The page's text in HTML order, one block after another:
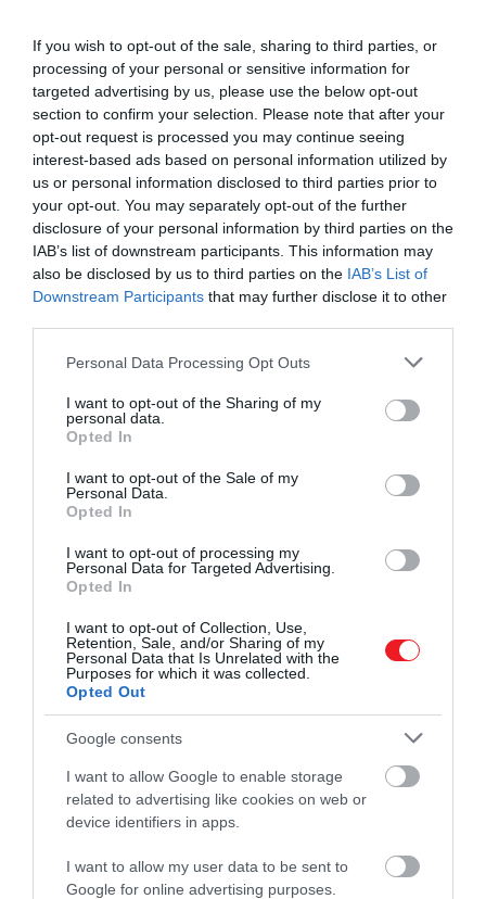
If you wish to opt-out of the sale, sharing to third parties, or
processing of your personal or sensitive information for
targeted advertising by us, please use the below opt-out
section to confirm your selection. Please note that after your
opt-out request is processed you may continue seeing
interest-based ads based on personal information utilized by
us or personal information disclosed to third parties prior to
your opt-out. You may separately opt-out of the further
disclosure of your personal information by third parties on the
IAB’s list of downstream participants. This information may
also be disclosed by us to third parties on the IAB’s List of
Downstream Participants that may further disclose it to other
Please note that this website/app uses one or more Google
not limited to your visit or usage behaviour. You may click to
grant or deny consent to Google and its third-party tags to
use your data for below specified purposes in below Google
consent section.
Personal Data Processing Opt Outs
I want to opt-out of the Sharing of my
personal data.
Opted In
I want to opt-out of the Sale of my
Personal Data.
Opted In
I want to opt-out of processing my
Personal Data for Targeted Advertising.
Opted In
I want to opt-out of Collection, Use,
Retention, Sale, and/or Sharing of my
Personal Data that Is Unrelated with the
Purposes for which it was collected.
Opted Out
Google consents
I want to allow Google to enable storage
related to advertising like cookies on web or
device identifiers in apps.
I want to allow my user data to be sent to
Google for online advertising purposes.
ránézésre egyszerű fehér kenyérnek
tűnik, de elég egy szeletet letépni belőle,
és rögtön kiderül, miért rajonganak érte
annyian. Foszló, vajas, enyhén édeskés, a
belseje szinte szálakra húzható,
Így készül a japán tejkenyér,
ami napokig puha marad
OLÁH-BEBESI BORBÁLA